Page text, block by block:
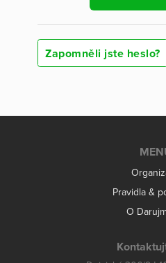
Zapomněli jste heslo?
Pravidla &
O